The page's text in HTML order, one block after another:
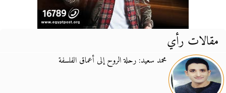
مقالات رأي
محمد سعيد: رحلة الروح إلى أعماق الفلسفة